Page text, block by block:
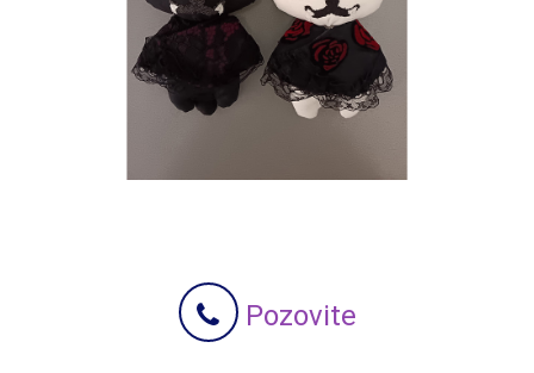
Pozovite